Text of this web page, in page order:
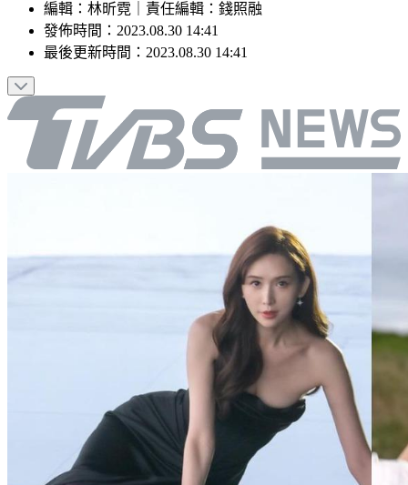
編輯 ： 林昕霓 責任編輯 ： 錢照融
發佈時間： 2023.08.30 14:41
最後更新時間： 2023.08.30 14:41